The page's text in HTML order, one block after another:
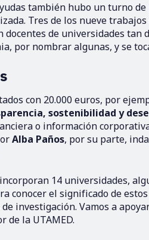
también hubo un turno
Tres de los nueve
docentes de universidades tan
por nombrar algunas, y se
con 20.000 euros, por
sostenibilidad y
o información
Alba Paños, por su parte,
14 universidades,
conocer el significado de
investigación. Vamos a
de la UTAMED.